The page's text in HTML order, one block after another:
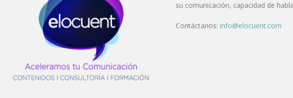
su comunicación, capacidad de
Contáctanos: info@elocuent.com